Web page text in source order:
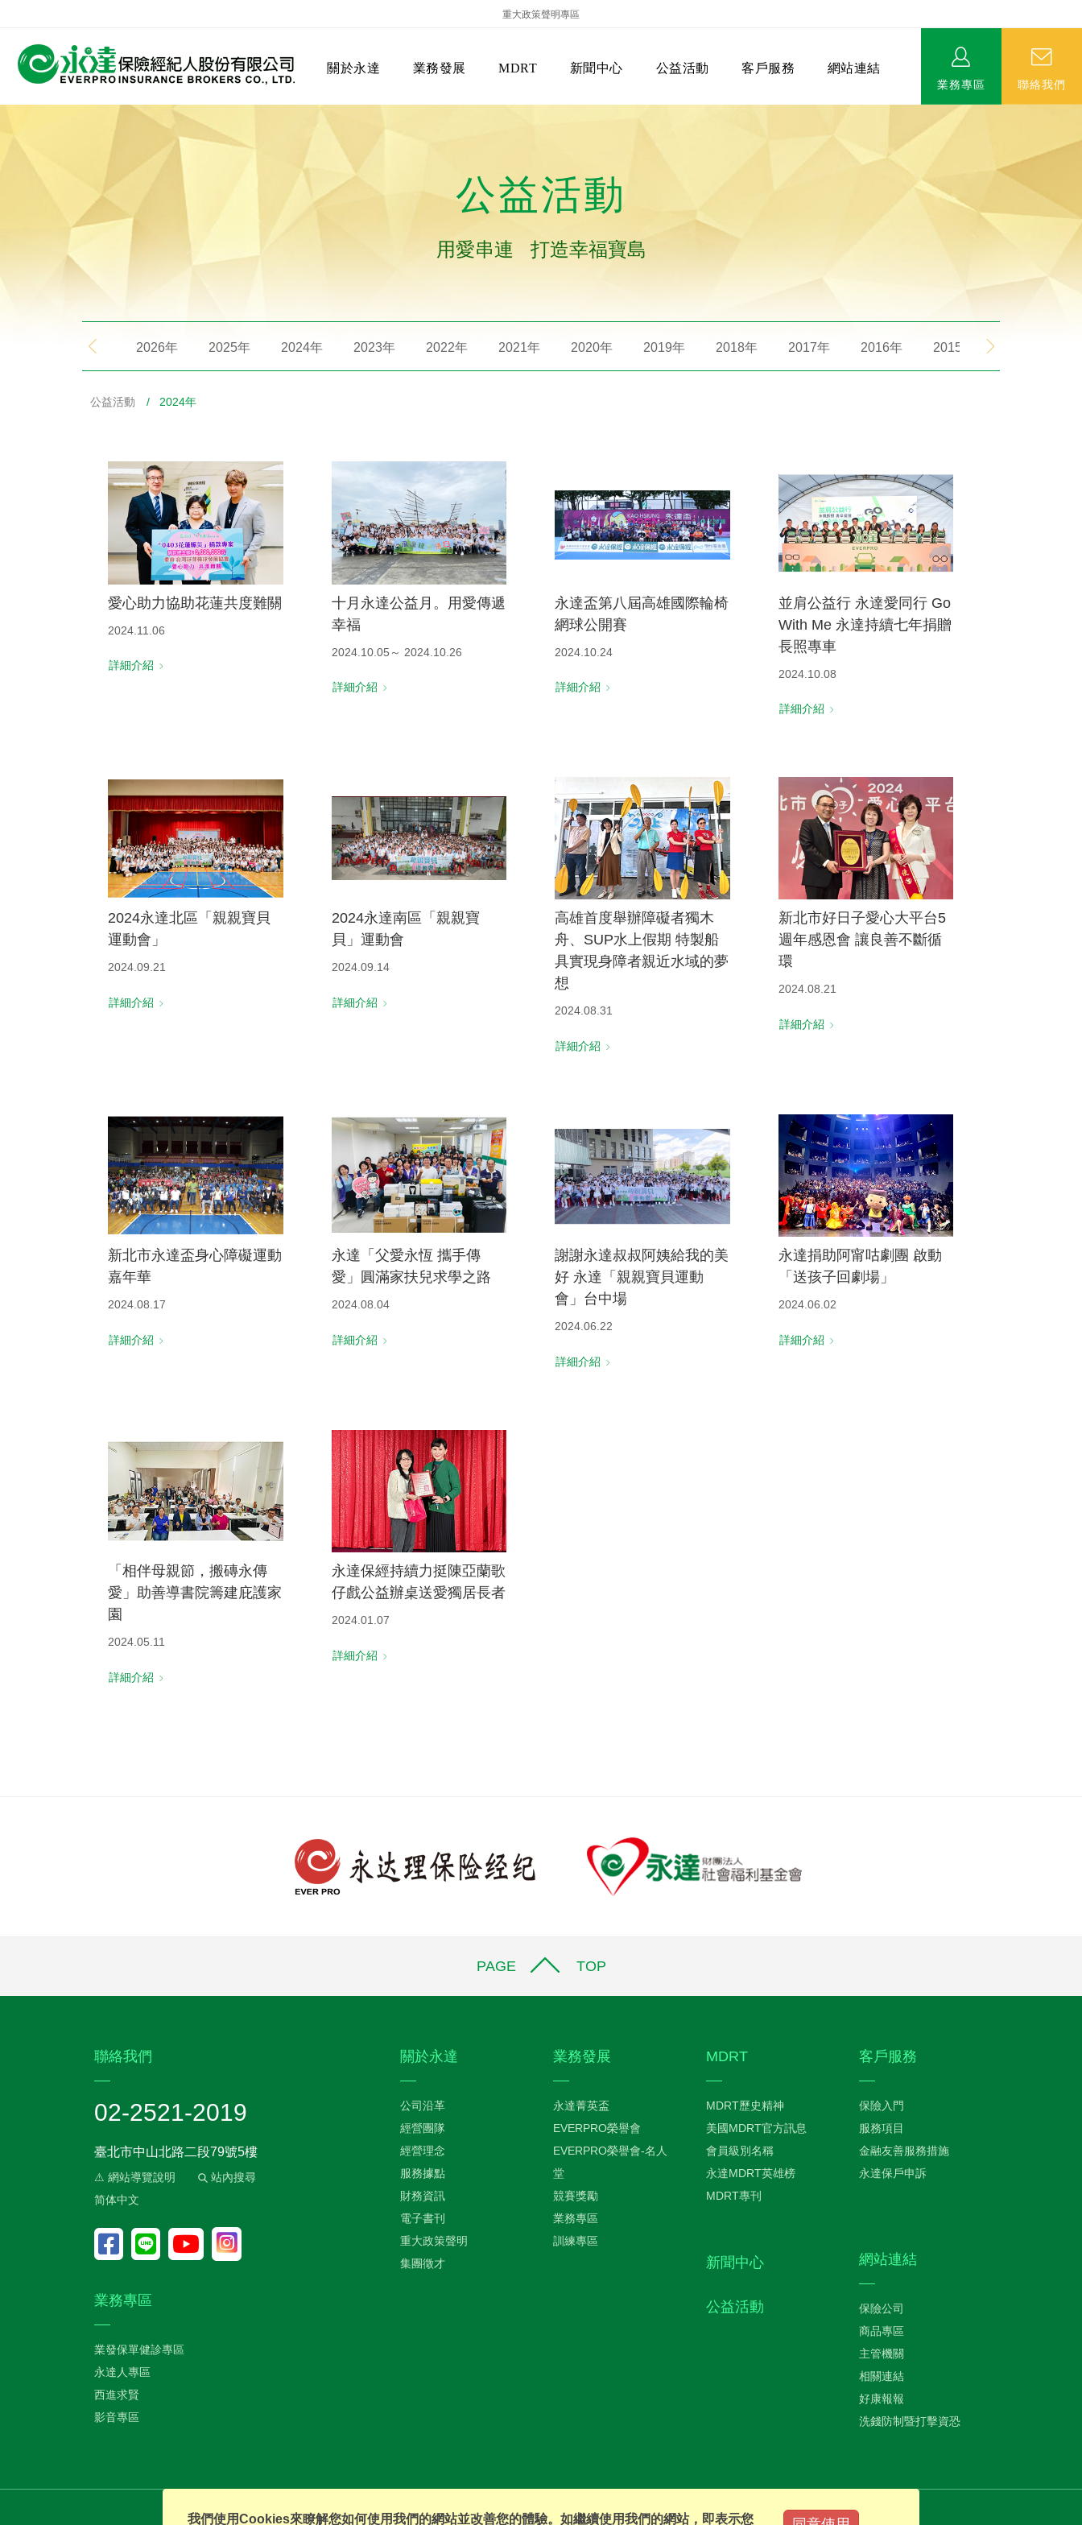
重大政策聲明專區
關於永達
關於永達
業務發展
業務發展
MDRT
MDRT
新聞中心 公益活動 客戶服務
客戶服務
網站連結
網站連結
好康報報 洗錢防制暨打擊資恐
業務專區 聯絡我們
2026年 2025年 2024年 2023年 2022年 2021年 2020年 2019年 2018年 2017年 2016年 2015年
公益活動
用愛串連 打造幸福寶島
公益活動 / 2024年
愛心助力協助花蓮共度難關
2024.11.06
詳細介紹
十月永達公益月。用愛傳遞
幸福
2024.10.05～ 2024.10.26
詳細介紹
永達盃第八屆高雄國際輪椅
網球公開賽
2024.10.24
詳細介紹
並肩公益行 永達愛同行 Go
With Me 永達持續七年捐贈
長照專車
2024.10.08
詳細介紹
2024永達北區「親親寶貝
運動會」
2024.09.21
詳細介紹
2024永達南區「親親寶
貝」運動會
2024.09.14
詳細介紹
高雄首度舉辦障礙者獨木
舟、SUP水上假期 特製船
具實現身障者親近水域的夢
想
2024.08.31
詳細介紹
新北市好日子愛心大平台5
週年感恩會 讓良善不斷循
環
2024.08.21
詳細介紹
新北市永達盃身心障礙運動
嘉年華
2024.08.17
詳細介紹
永達「父愛永恆 攜手傳
愛」圓滿家扶兒求學之路
2024.08.04
詳細介紹
謝謝永達叔叔阿姨給我的美
好 永達「親親寶貝運動
會」台中場
2024.06.22
詳細介紹
永達捐助阿甯咕劇團 啟動
「送孩子回劇場」
2024.06.02
詳細介紹
「相伴母親節，搬磚永傳
愛」助善導書院籌建庇護家
園
2024.05.11
詳細介紹
永達保經持續力挺陳亞蘭歌
仔戲公益辦桌送愛獨居長者
2024.01.07
詳細介紹
PAGE TOP
聯絡我們
02-2521-2019
臺北市中山北路二段79號5樓
⚠ 網站導覽說明
站內搜尋
简体中文
業務專區
業發保單健診專區
永達人專區
西進求賢
影音專區
關於永達
公司沿革
經營團隊
經營理念
服務據點
財務資訊
電子書刊
重大政策聲明
集團徵才
業務發展
永達菁英盃
EVERPRO榮譽會
EVERPRO榮譽會-名人
堂
競賽獎勵
業務專區
訓練專區
MDRT
MDRT歷史精神
美國MDRT官方訊息
會員級別名稱
永達MDRT英雄榜
MDRT專刊
新聞中心
公益活動
客戶服務
保險入門
服務項目
金融友善服務措施
永達保戶申訴
網站連結
保險公司
商品專區
主管機關
相關連結
好康報報
洗錢防制暨打擊資恐
我們使用Cookies來瞭解您如何使用我們的網站並改善您的體驗。如繼續使用我們的網站，即表示您